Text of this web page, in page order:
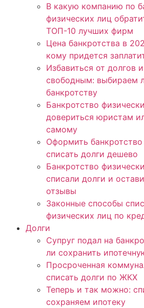
В какую компанию по
физических лиц
ТОП-10 лучших фирм
Цена банкротства в
кому придется
Избавиться от долгов
свободным: выбираем
банкротству
Банкротство
довериться юристам
самому
Оформить
списать долги дешево
Банкротство
списали долги и
отзывы
Законные способы
физических лиц по
Долги
Супруг подал на
ли сохранить
Просроченная
списать долги по ЖКХ
Теперь и так можно:
сохраняем ипотеку